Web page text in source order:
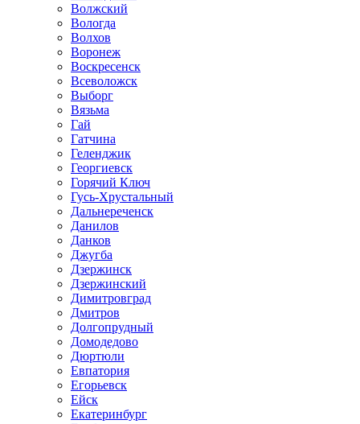
Волжский
Вологда
Волхов
Воронеж
Воскресенск
Всеволожск
Выборг
Вязьма
Гай
Гатчина
Геленджик
Георгиевск
Горячий Ключ
Гусь-Хрустальный
Дальнереченск
Данилов
Данков
Джугба
Дзержинск
Дзержинский
Димитровград
Дмитров
Долгопрудный
Домодедово
Дюртюли
Евпатория
Егорьевск
Ейск
Екатеринбург